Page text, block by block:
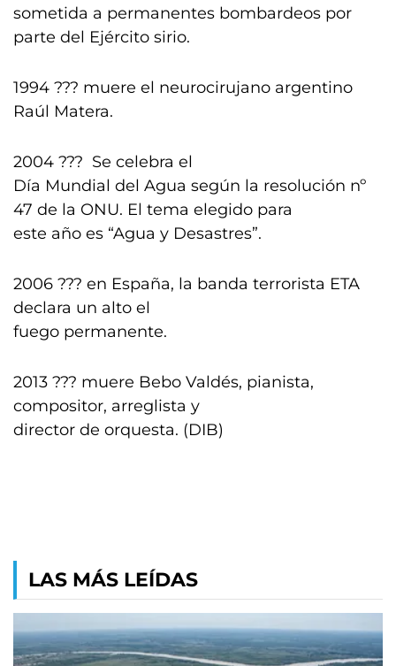
sometida a permanentes bombardeos por
parte del Ejército sirio.
1994 ??? muere el neurocirujano argentino
Raúl Matera.
2004 ??? Se celebra el
Día Mundial del Agua según la resolución nº
47 de la ONU. El tema elegido para
este año es “Agua y Desastres”.
2006 ??? en España, la banda terrorista ETA
declara un alto el
fuego permanente.
2013 ??? muere Bebo Valdés, pianista,
compositor, arreglista y
director de orquesta. (DIB)
LAS MÁS LEÍDAS